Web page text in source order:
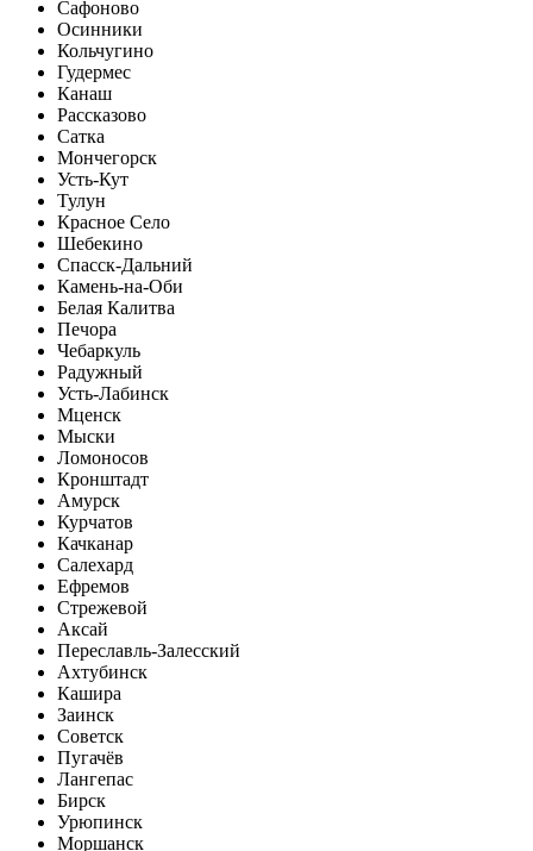
Сафоново
Осинники
Кольчугино
Гудермес
Канаш
Рассказово
Сатка
Мончегорск
Усть-Кут
Тулун
Красное Село
Шебекино
Спасск-Дальний
Камень-на-Оби
Белая Калитва
Печора
Чебаркуль
Радужный
Усть-Лабинск
Мценск
Мыски
Ломоносов
Кронштадт
Амурск
Курчатов
Качканар
Салехард
Ефремов
Стрежевой
Аксай
Переславль-Залесский
Ахтубинск
Кашира
Заинск
Советск
Пугачёв
Лангепас
Бирск
Урюпинск
Моршанск